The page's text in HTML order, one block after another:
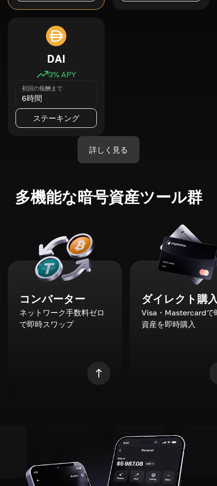
DAI
3% APY
初回の報酬まで
6時間
ステーキング
詳しく見る
多機能な暗号資産ツール群
コンバーター
ネットワーク手数料ゼロ
で即時スワップ
ダイレクト購
Visa・Mastercardで
資産を即時購入